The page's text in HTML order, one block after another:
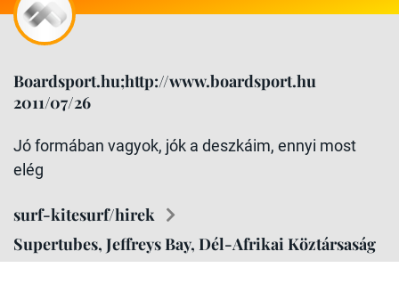
Boardsport.hu;http://www.boardsport.hu
2011/07/26
Jó formában vagyok, jók a deszkáim, ennyi most
elég
surf-kitesurf/hirek
Supertubes, Jeffreys Bay, Dél-Afrikai Köztársaság